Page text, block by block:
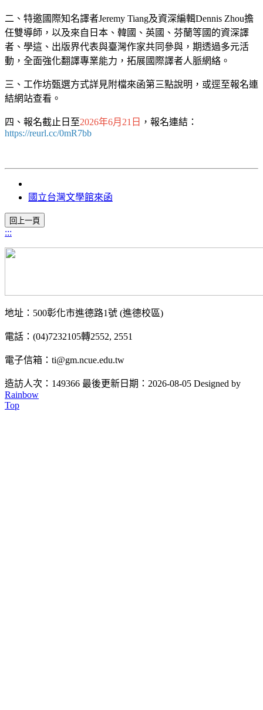
二、特邀國際知名譯者Jeremy Tiang及資深編輯Dennis Zhou擔
任雙導師，以及來自日本、韓國、英國、芬蘭等國的資深譯
者、學這、出版界代表與臺灣作家共同參與，期透過多元活
動，全面強化翻譯專業能力，拓展國際譯者人脈網絡。
三、工作坊甄選方式詳見附檔來函第三點說明，或逕至報名連
結網站查看。
四、報名截止日至2026年6月21日 ，報名連結：
https://reurl.cc/0mR7bb
國立台灣文學館來函
:::
地址：500彰化市進德路1號 (進德校區)
電話：(04)7232105轉2552, 2551
電子信箱：ti@gm.ncue.edu.tw
造訪人次：149366 最後更新日期：2026-08-05 Designed by
Rainbow
Top